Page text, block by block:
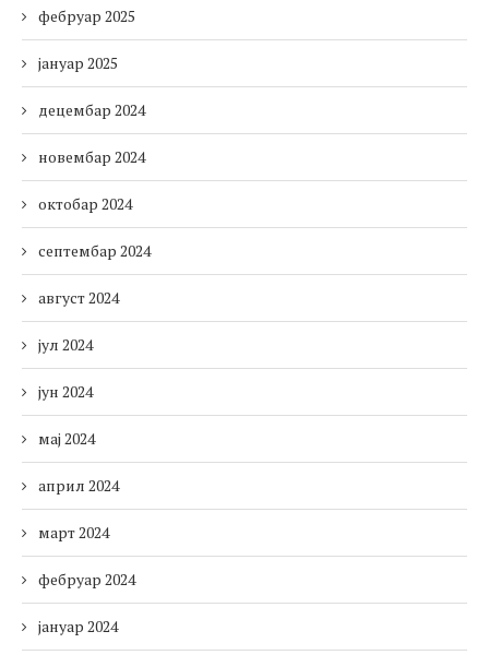
фебруар 2025
јануар 2025
децембар 2024
новембар 2024
октобар 2024
септембар 2024
август 2024
јул 2024
јун 2024
мај 2024
април 2024
март 2024
фебруар 2024
јануар 2024